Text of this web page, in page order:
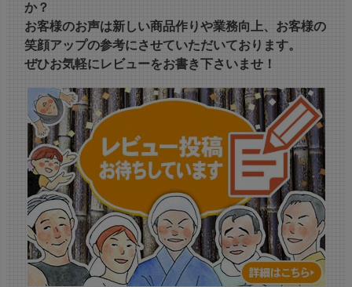
か？
お客様のお声は新しい商品作りや業務向上、お客様の
笑顔アップの参考にさせていただいております。
ぜひお気軽にレビューをお書き下さいませ！